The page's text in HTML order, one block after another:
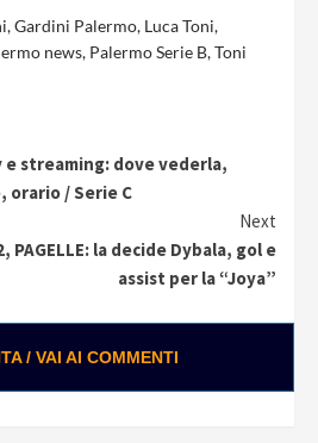
,Gardini Palermo, Luca Toni,
news, Palermo Serie B,Toni
e streaming: dove vederla,
/ Serie C
Next
PAGELLE: la decide Dybala, gol e
assist per la “Joya”
/ VAI AI COMMENTI